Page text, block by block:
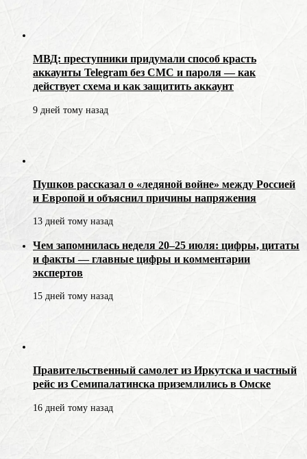
МВД: преступники придумали способ красть
аккаунты Telegram без СМС и пароля — как
действует схема и как защитить аккаунт
9 дней тому назад
Пушков рассказал о «ледяной войне» между Россией
и Европой и объяснил причины напряжения
13 дней тому назад
Чем запомнилась неделя 20–25 июля: цифры, цитаты
и факты — главные цифры и комментарии
экспертов
15 дней тому назад
Правительственный самолет из Иркутска и частный
рейс из Семипалатинска приземлились в Омске
16 дней тому назад